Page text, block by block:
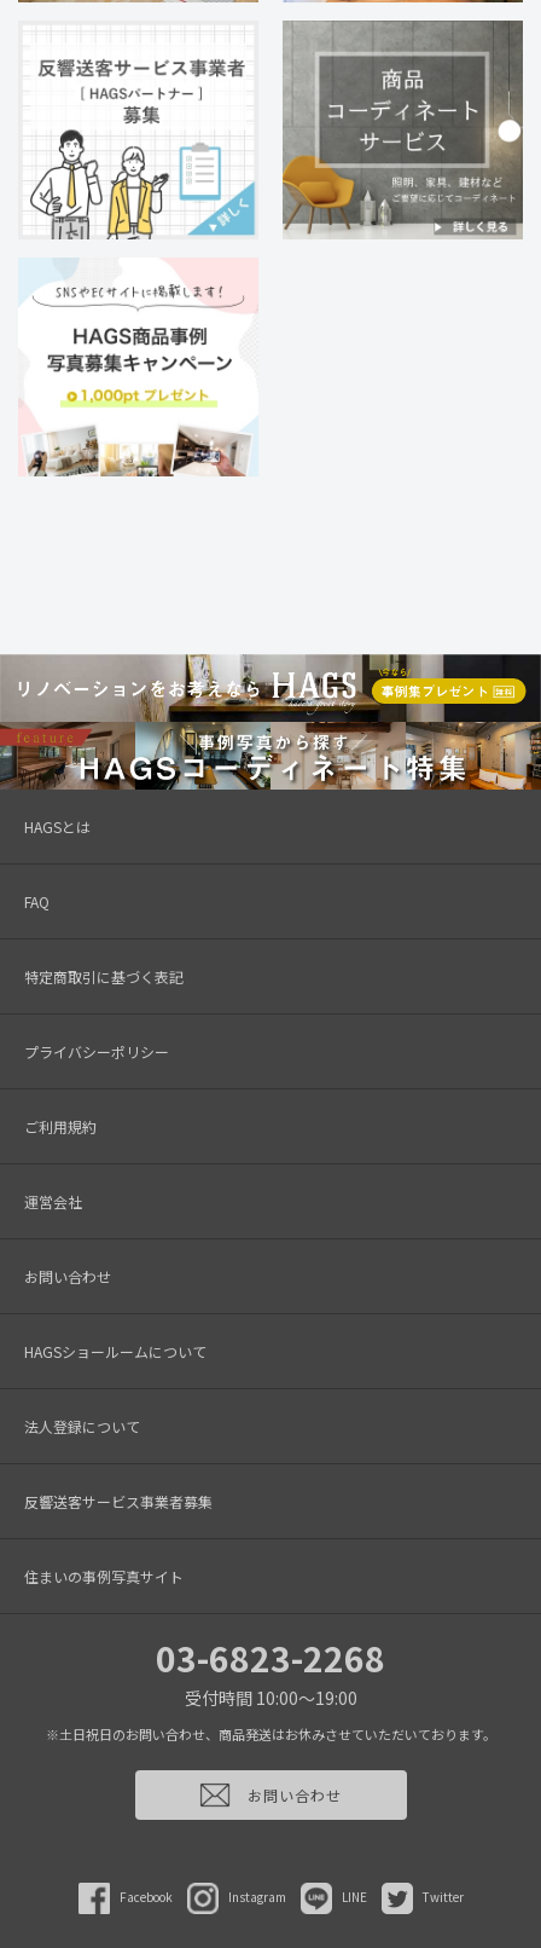
HAGSとは
FAQ
特定商取引に基づく表記
プライバシーポリシー
ご利用規約
運営会社
お問い合わせ
HAGSショールームについて
法人登録について
反響送客サービス事業者募集
住まいの事例写真サイト
03-6823-2268
受付時間 10:00～19:00
※土日祝日のお問い合わせ、商品発送はお休みさせていただいております。
お問い合わせ
Facebook Instagram LINE Twitter